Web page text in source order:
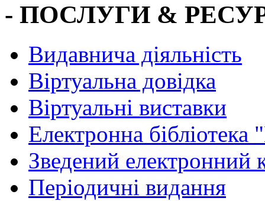
- ПОСЛУГИ &
Видавнича діяльність
Віртуальна довідка
Віртуальні виставки
Електронна
Зведений електронний
Періодичні видання